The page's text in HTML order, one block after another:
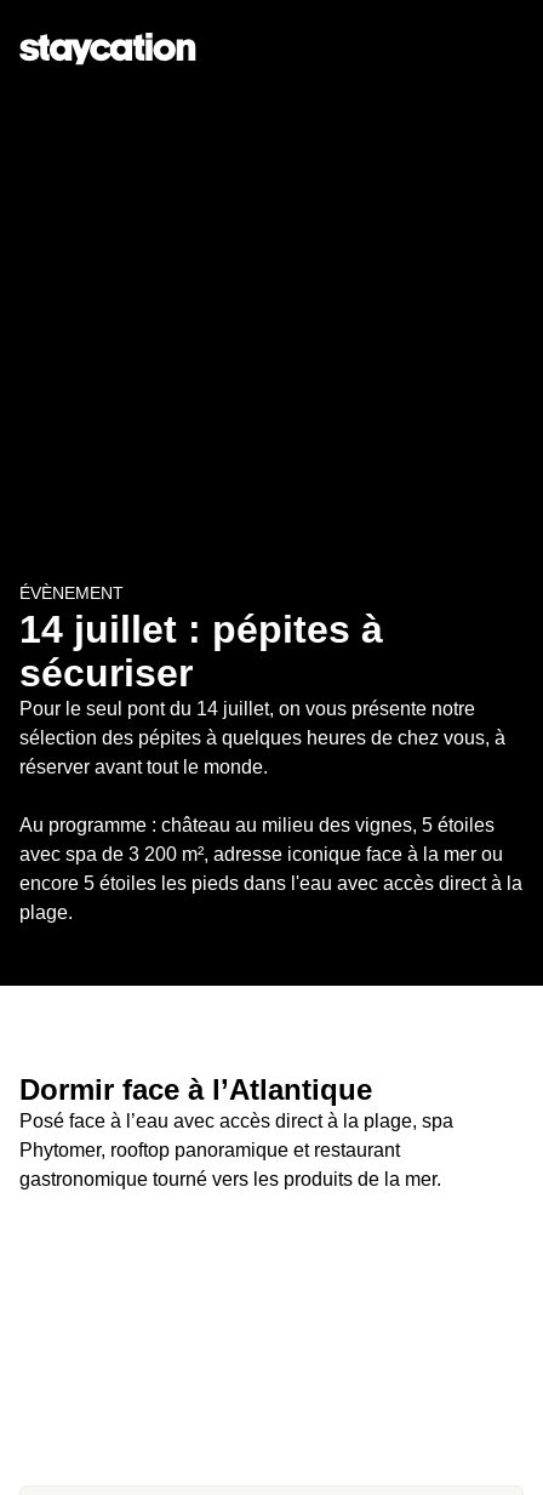
ÉVÈNEMENT
14 juillet : pépites à
sécuriser
Pour le seul pont du 14 juillet, on vous présente notre
sélection des pépites à quelques heures de chez vous, à
réserver avant tout le monde.
Au programme : château au milieu des vignes, 5 étoiles
avec spa de 3 200 m², adresse iconique face à la mer ou
encore 5 étoiles les pieds dans l'eau avec accès direct à la
plage.
Dormir face à l’Atlantique
Posé face à l’eau avec accès direct à la plage, spa
Phytomer, rooftop panoramique et restaurant
gastronomique tourné vers les produits de la mer.